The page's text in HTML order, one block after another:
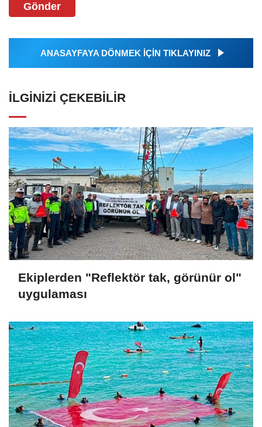
Gönder
ANASAYFAYA DÖNMEK İÇİN TIKLAYINIZ
İLGINIZI ÇEKEBILIR
Ekiplerden "Reflektör tak, görünür ol"
uygulaması